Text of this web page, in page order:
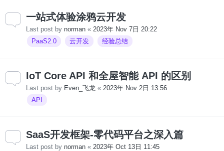
一站式体验涂鸦云开发
Last post by norman « 2023年 Nov 7日 20:22
PaaS2.0
云开发 经验总结
IoT Core API 和全屋智能 API 的区别
Last post by Even_飞龙 « 2023年 Nov 2日 13:56
API
SaaS开发框架-零代码平台之深入篇
Last post by norman « 2023年 Oct 13日 11:45